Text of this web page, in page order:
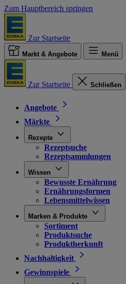
Zum Hauptbereich springen
Zur Startseite
Markt & Angebote Menü
Zur Startseite Schließen
Angebote
Märkte
Rezepte
Rezeptsuche
Rezeptsammlungen
Wissen
Bewusste Ernährung
Ernährungsformen
Lebensmittelwissen
Marken & Produkte
Sortiment
Produktsuche
Produktherkunft
Nachhaltigkeit
Gewinnspiele